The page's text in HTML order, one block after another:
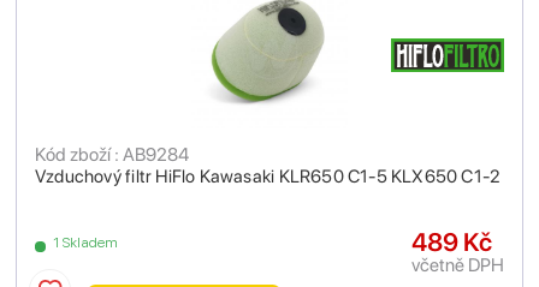
Vzduchový filtr HiFlo Kawasaki KLR650 C1-5 KLX650 C1-2
Kód zboží : AB9284
1 Skladem 489 Kč
včetně DPH